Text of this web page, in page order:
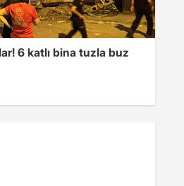
6 katlı bina tuzla buz